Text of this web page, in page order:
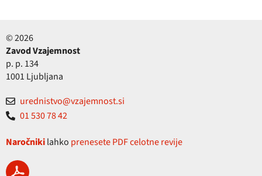
© 2026
Zavod Vzajemnost
p. p. 134
1001 Ljubljana
urednistvo@vzajemnost.si
01 530 78 42
Naročnikilahko prenesete PDF celotne revije